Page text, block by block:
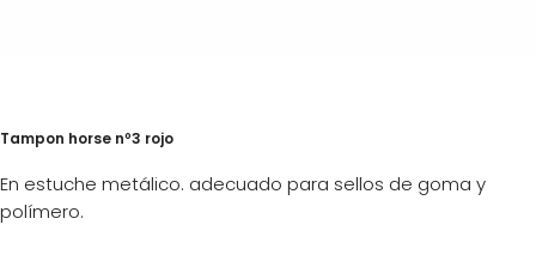
Tampon horse nº3 rojo
En estuche metálico. adecuado para sellos de goma y
polímero.